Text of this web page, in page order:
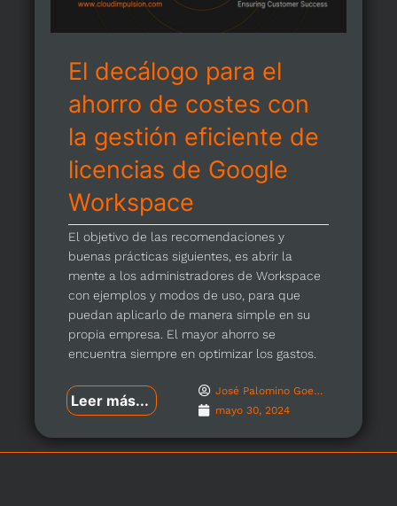
El decálogo para el
ahorro de costes con
la gestión eficiente de
licencias de Google
Workspace
El objetivo de las recomendaciones y
buenas prácticas siguientes, es abrir la
mente a los administradores de Workspace
con ejemplos y modos de uso, para que
puedan aplicarlo de manera simple en su
propia empresa. El mayor ahorro se
encuentra siempre en optimizar los gastos.
Leer más...
José Palomino Goenechea
mayo 30, 2024